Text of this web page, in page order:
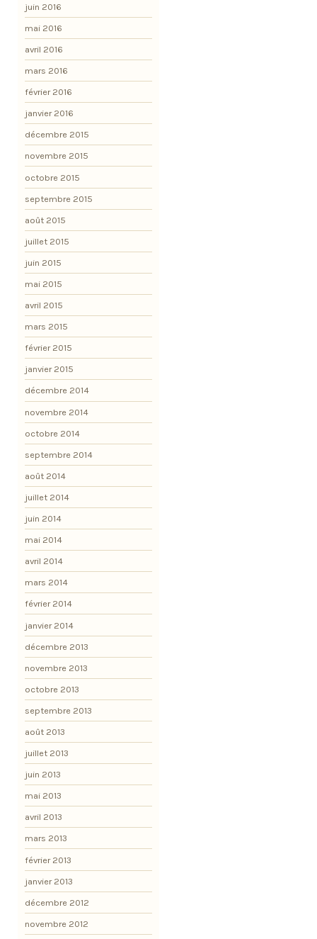
juin 2016
mai 2016
avril 2016
mars 2016
février 2016
janvier 2016
décembre 2015
novembre 2015
octobre 2015
septembre 2015
août 2015
juillet 2015
juin 2015
mai 2015
avril 2015
mars 2015
février 2015
janvier 2015
décembre 2014
novembre 2014
octobre 2014
septembre 2014
août 2014
juillet 2014
juin 2014
mai 2014
avril 2014
mars 2014
février 2014
janvier 2014
décembre 2013
novembre 2013
octobre 2013
septembre 2013
août 2013
juillet 2013
juin 2013
mai 2013
avril 2013
mars 2013
février 2013
janvier 2013
décembre 2012
novembre 2012